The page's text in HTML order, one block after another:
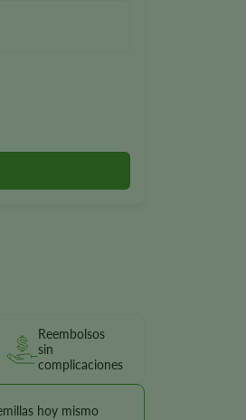
Reembolsos
sin
complicaciones
hoy mismo